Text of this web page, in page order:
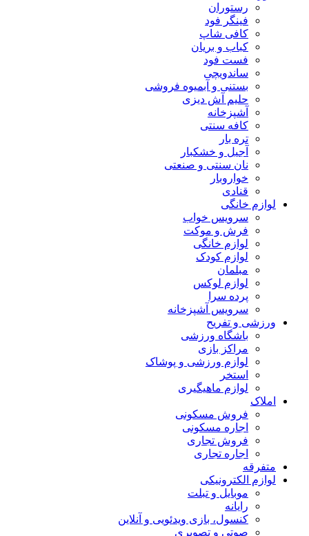
رستوران
فینگر فود
کافی شاپ
کباب و بریان
فست فود
ساندویچی
بستنی و آبمیوه فروشی
حلیم آش دیزی
آشپزخانه
کافه سنتی
تره بار
آجیل و خشکبار
نان سنتی و صنعتی
خواروبار
قنادی
لوازم خانگی
سرویس خواب
فرش و موکت
لوازم خانگی
لوازم کودک
مبلمان
لوازم لوکس
پرده سرا
سرویس آشپزخانه
ورزشی و تفریح
باشگاه ورزشی
مراکز بازی
لوازم ورزشی و پوشاک
استخر
لوازم ماهیگیری
املاک
فروش مسکونی
اجاره مسکونی
فروش تجاری
اجاره تجاری
متفرقه
لوازم الکترونیکی
موبایل و تبلت
رایانه
کنسول، بازی‌ ویدئویی و آنلاین
صوتی و تصویری